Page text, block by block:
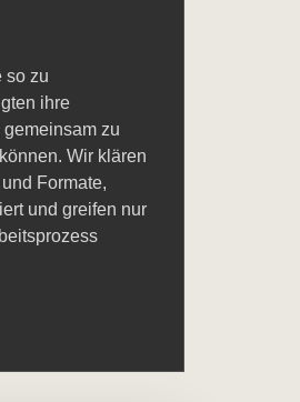
so zu
ihre
zu
Wir klären
Formate,
und greifen nur